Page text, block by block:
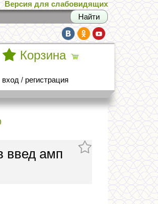
Версия для слабовидящих
Корзина
вход / регистрация
введ амп